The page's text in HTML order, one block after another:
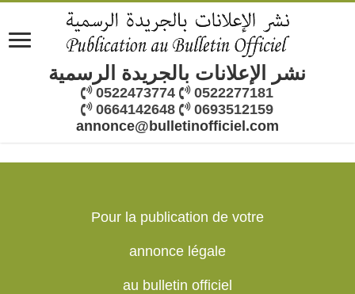
نشر الإعلانات بالجريدة الرسمية
0522473774
0522277181
0664142648
0693512159
annonce@bulletinofficiel.com
Pour la publication de votre
annonce légale
au bulletin officiel